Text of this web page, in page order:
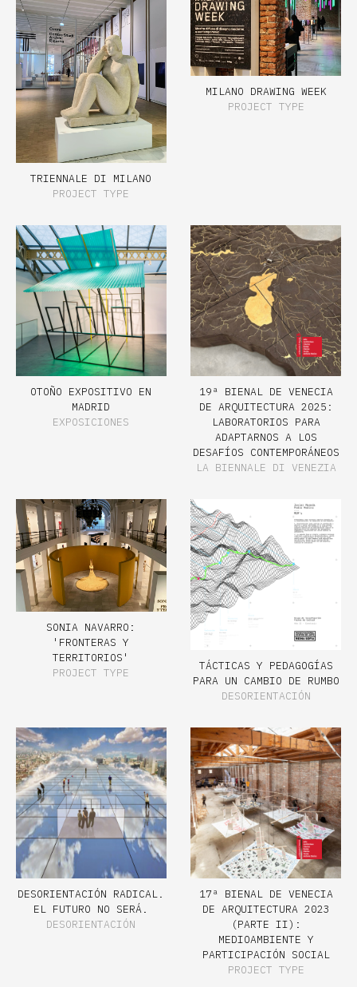
TRIENNALE DI MILANO
PROJECT TYPE
MILANO DRAWING WEEK
PROJECT TYPE
OTOÑO EXPOSITIVO EN
MADRID
EXPOSICIONES
19ª BIENAL DE VENECIA
DE ARQUITECTURA 2025:
LABORATORIOS PARA
ADAPTARNOS A LOS
DESAFÍOS CONTEMPORÁNEOS
LA BIENNALE DI VENEZIA
SONIA NAVARRO:
'FRONTERAS Y
TERRITORIOS'
PROJECT TYPE
TÁCTICAS Y PEDAGOGÍAS
PARA UN CAMBIO DE RUMBO
DESORIENTACIÓN
DESORIENTACIÓN RADICAL.
EL FUTURO NO SERÁ.
DESORIENTACIÓN
17ª BIENAL DE VENECIA
DE ARQUITECTURA 2023
(PARTE II):
MEDIOAMBIENTE Y
PARTICIPACIÓN SOCIAL
PROJECT TYPE